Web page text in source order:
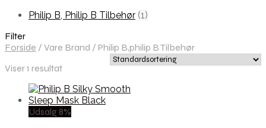
Philip B, Philip B Tilbehør (1)
Filter
Forside / Vare Brand / Philip B,philip B Tilbehør
Viser 1 resultat
Udsalg 8%